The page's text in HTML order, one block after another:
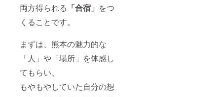
両方得られる 「合宿」 をつ
くることです。
まずは、熊本の魅力的な
「人」や「場所」を体感し
てもらい、
もやもやしていた自分の想